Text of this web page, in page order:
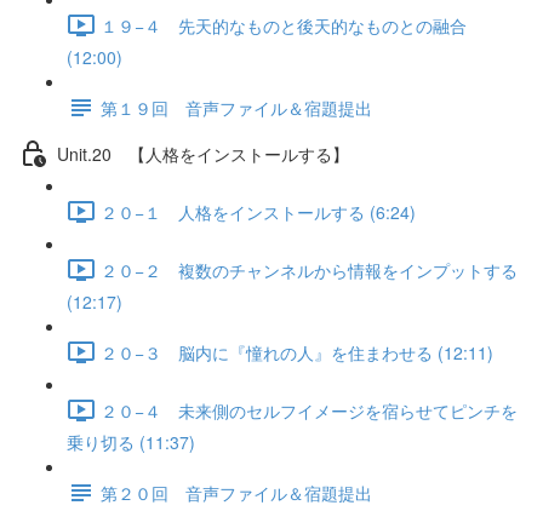
１９−４ 先天的なものと後天的なものとの融合
(12:00)
第１９回 音声ファイル＆宿題提出
Unit.20 【人格をインストールする】
２０−１ 人格をインストールする (6:24)
２０−２ 複数のチャンネルから情報をインプットする
(12:17)
２０−３ 脳内に『憧れの人』を住まわせる (12:11)
２０−４ 未来側のセルフイメージを宿らせてピンチを
乗り切る (11:37)
第２０回 音声ファイル＆宿題提出